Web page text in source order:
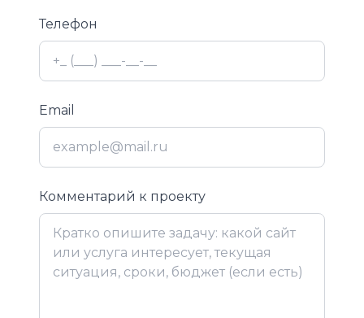
Телефон
Email
Комментарий к проекту